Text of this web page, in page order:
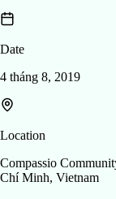
Date
4 tháng 8, 2019
Location
Compassio
Chí Minh, Vietnam